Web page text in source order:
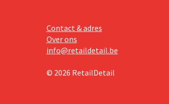
Contact & adres
Over ons
info@retaildetail.be
© 2026 RetailDetail